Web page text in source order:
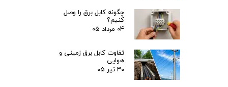
چگونه کابل برق را وصل
کنیم؟
۰۴ مرداد ۰۵
تفاوت کابل برق زمینی و
هوایی
۳۰ تیر ۰۵